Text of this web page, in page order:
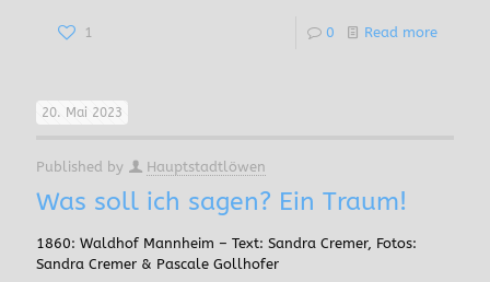
1 0 Read more
20. Mai 2023
Published by Hauptstadtlöwen
Was soll ich sagen? Ein Traum!
1860: Waldhof Mannheim – Text: Sandra Cremer, Fotos:
Sandra Cremer & Pascale Gollhofer